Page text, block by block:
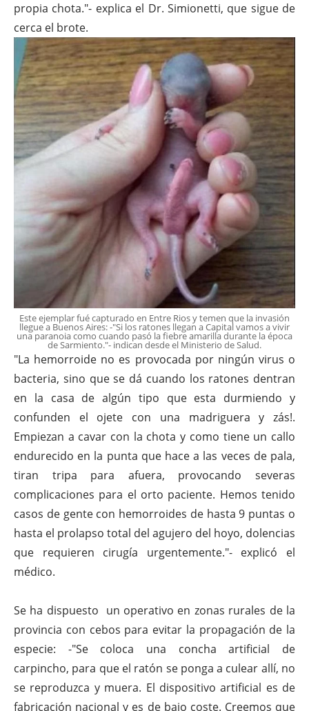
propia chota."- explica el Dr. Simionetti, que sigue de
cerca el brote.
Este ejemplar fué capturado en Entre Rios y temen que la invasión
llegue a Buenos Aires: -"Si los ratones llegan a Capital vamos a vivir
una paranoia como cuando pasó la fiebre amarilla durante la época
de Sarmiento."- indican desde el Ministerio de Salud.
"La hemorroide no es provocada por ningún virus o
bacteria, sino que se dá cuando los ratones dentran
en la casa de algún tipo que esta durmiendo y
confunden el ojete con una madriguera y zás!.
Empiezan a cavar con la chota y como tiene un callo
endurecido en la punta que hace a las veces de pala,
tiran tripa para afuera, provocando severas
complicaciones para el orto paciente. Hemos tenido
casos de gente con hemorroides de hasta 9 puntas o
hasta el prolapso total del agujero del hoyo, dolencias
que requieren cirugía urgentemente."- explicó el
médico.
Se ha dispuesto un operativo en zonas rurales de la
provincia con cebos para evitar la propagación de la
especie: -"Se coloca una concha artificial de
carpincho, para que el ratón se ponga a culear allí, no
se reproduzca y muera. El dispositivo artificial es de
fabricación nacional y es de bajo coste. Creemos que